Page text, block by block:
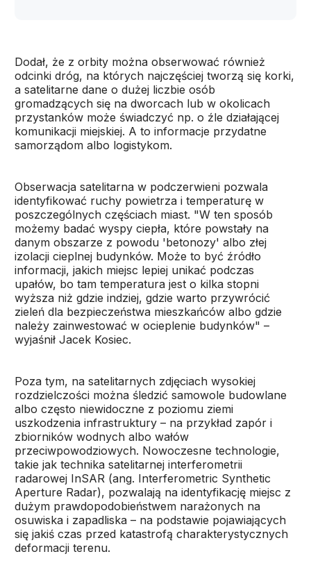
Dodał, że z orbity można obserwować również
odcinki dróg, na których najczęściej tworzą się korki,
a satelitarne dane o dużej liczbie osób
gromadzących się na dworcach lub w okolicach
przystanków może świadczyć np. o źle działającej
komunikacji miejskiej. A to informacje przydatne
samorządom albo logistykom.
Obserwacja satelitarna w podczerwieni pozwala
identyfikować ruchy powietrza i temperaturę w
poszczególnych częściach miast. "W ten sposób
możemy badać wyspy ciepła, które powstały na
danym obszarze z powodu 'betonozy' albo złej
izolacji cieplnej budynków. Może to być źródło
informacji, jakich miejsc lepiej unikać podczas
upałów, bo tam temperatura jest o kilka stopni
wyższa niż gdzie indziej, gdzie warto przywrócić
zieleń dla bezpieczeństwa mieszkańców albo gdzie
należy zainwestować w ocieplenie budynków" –
wyjaśnił Jacek Kosiec.
Poza tym, na satelitarnych zdjęciach wysokiej
rozdzielczości można śledzić samowole budowlane
albo często niewidoczne z poziomu ziemi
uszkodzenia infrastruktury – na przykład zapór i
zbiorników wodnych albo wałów
przeciwpowodziowych. Nowoczesne technologie,
takie jak technika satelitarnej interferometrii
radarowej InSAR (ang. Interferometric Synthetic
Aperture Radar), pozwalają na identyfikację miejsc z
dużym prawdopodobieństwem narażonych na
osuwiska i zapadliska – na podstawie pojawiających
się jakiś czas przed katastrofą charakterystycznych
deformacji terenu.